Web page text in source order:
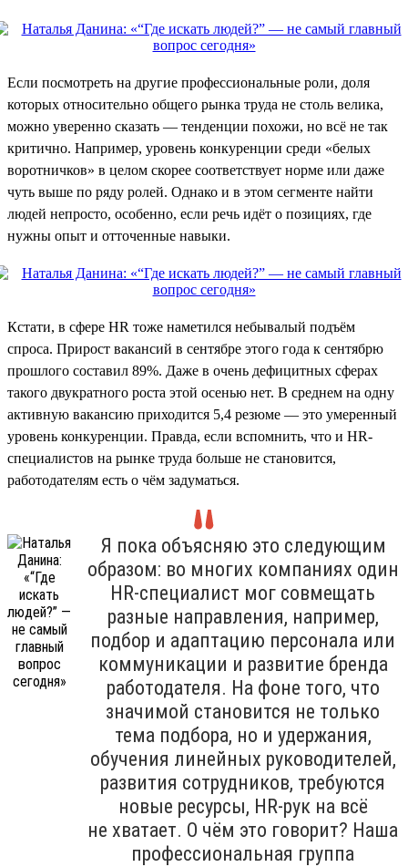
Если посмотреть на другие профессиональные роли, доля
которых относительно общего рынка труда не столь велика,
можно уверенно сказать — тенденции похожи, но всё не так
критично. Например, уровень конкуренции среди «белых
воротничков» в целом скорее соответствует норме или даже
чуть выше по ряду ролей. Однако и в этом сегменте найти
людей непросто, особенно, если речь идёт о позициях, где
нужны опыт и отточенные навыки.
Кстати, в сфере HR тоже наметился небывалый подъём
спроса. Прирост вакансий в сентябре этого года к сентябрю
прошлого составил 89%. Даже в очень дефицитных сферах
такого двукратного роста этой осенью нет. В среднем на одну
активную вакансию приходится 5,4 резюме — это умеренный
уровень конкуренции. Правда, если вспомнить, что и HR-
специалистов на рынке труда больше не становится,
работодателям есть о чём задуматься.
Я пока объясняю это следующим
образом: во многих компаниях один
HR-специалист мог совмещать
разные направления, например,
подбор и адаптацию персонала или
коммуникации и развитие бренда
работодателя. На фоне того, что
значимой становится не только
тема подбора, но и удержания,
обучения линейных руководителей,
развития сотрудников, требуются
новые ресурсы, HR-рук на всё
не хватает. О чём это говорит? Наша
профессиональная группа